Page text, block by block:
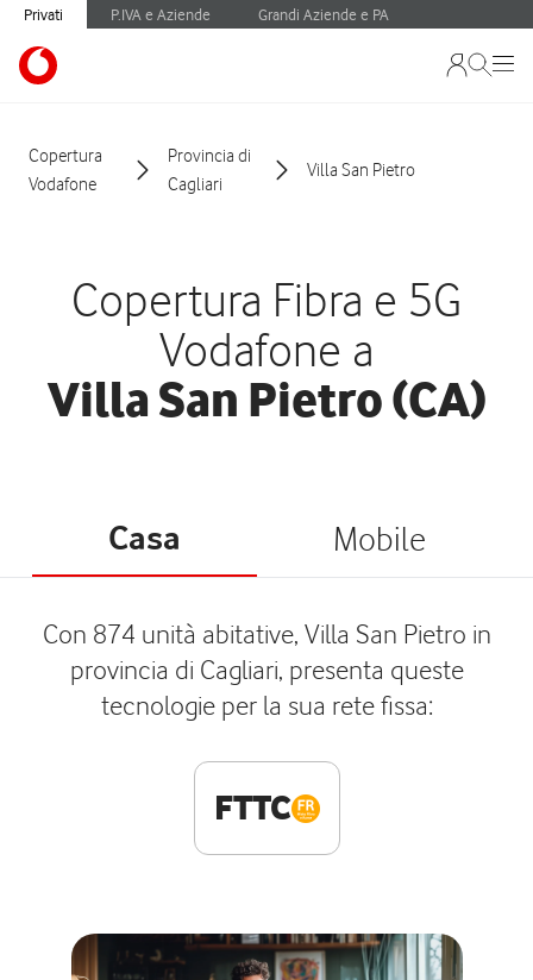
Privati P.IVA e Aziende Grandi Aziende e PA
Copertura
Vodafone
Provincia di
Cagliari
Villa San Pietro
Copertura Fibra e 5G
Vodafone a
Villa San Pietro (CA)
Casa Mobile
Con 874 unità abitative, Villa San Pietro in
provincia di Cagliari, presenta queste
tecnologie per la sua rete fissa:
FTTC